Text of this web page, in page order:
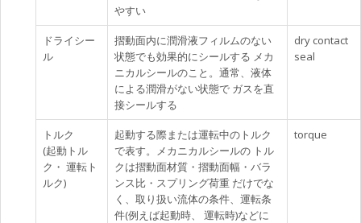
やすい
ドライシー
ル
摺動面内に潤滑液フィルムのない
状態でも効果的にシールする メカ
ニカルシールのこと。通常、液体
による潤滑がない状態で ガスを直
接シールする
dry contact
seal
トルク
(起動トル
ク・ 運転ト
ルク)
起動する際または運転中のトルク
で表す。メカニカルシールの トル
クは摺動面材質・摺動面幅・バラ
ンス比・スプリング荷重 だけでな
く、取り扱い流体の条件、運転条
件(例えば起動時、 運転時)などに
torque